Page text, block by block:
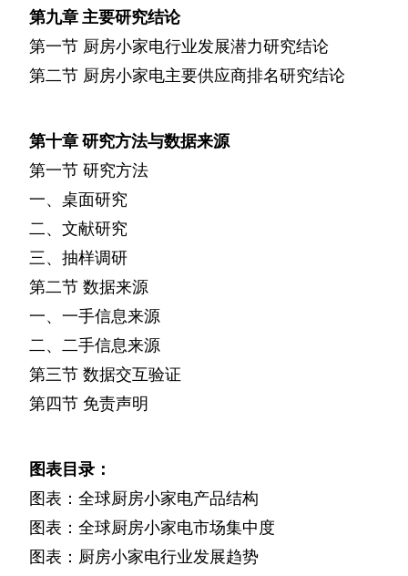
第九章 主要研究结论
第一节 厨房小家电行业发展潜力研究结论
第二节 厨房小家电主要供应商排名研究结论
第十章研究方法与数据来源
第一节 研究方法
一、桌面研究
二、文献研究
三、抽样调研
第二节 数据来源
一、一手信息来源
二、二手信息来源
第三节 数据交互验证
第四节 免责声明
图表目录：
图表：全球厨房小家电产品结构
图表：全球厨房小家电市场集中度
图表：厨房小家电行业发展趋势